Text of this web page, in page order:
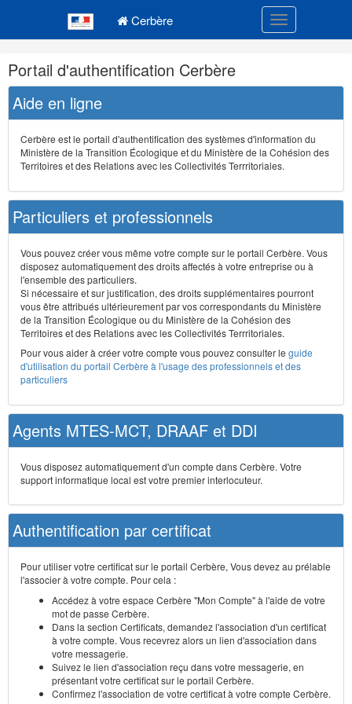
Cerbère Toggle
Navigation
et
outils
annexes
Portail d'authentification Cerbère
Aide en ligne
Cerbère est le portail d'authentification des systèmes d'information du
Ministère de la Transition Écologique et du Ministère de la Cohésion des
Territoires et des Relations avec les Collectivités Terrritoriales.
Particuliers et professionnels
Vous pouvez créer vous même votre compte sur le portail Cerbère. Vous
disposez automatiquement des droits affectés à votre entreprise ou à
l'ensemble des particuliers.
Si nécessaire et sur justification, des droits supplémentaires pourront
vous être attribués ultérieurement par vos correspondants du Ministère
de la Transition Écologique ou du Ministère de la Cohésion des
Territoires et des Relations avec les Collectivités Terrritoriales.
Pour vous aider à créer votre compte vous pouvez consulter le guide
d'utilisation du portail Cerbère à l'usage des professionnels et des
particuliers
Agents MTES-MCT, DRAAF et DDI
Vous disposez automatiquement d'un compte dans Cerbère. Votre
support informatique local est votre premier interlocuteur.
Authentification par certificat
Pour utiliser votre certificat sur le portail Cerbère, Vous devez au prélable
l'associer à votre compte. Pour cela :
Accédez à votre espace Cerbère "Mon Compte" à l'aide de votre
mot de passe Cerbère.
Dans la section Certificats, demandez l'association d'un certificat
à votre compte. Vous recevrez alors un lien d'association dans
votre messagerie.
Suivez le lien d'association reçu dans votre messagerie, en
présentant votre certificat sur le portail Cerbère.
Confirmez l'association de votre certificat à votre compte Cerbère.